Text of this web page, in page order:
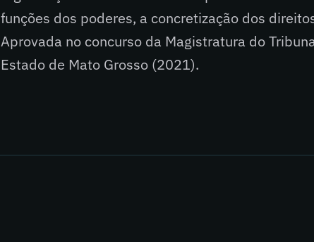
funções dos poderes, a concretização dos
Aprovada no concurso da Magistratura do
Estado de Mato Grosso (2021).